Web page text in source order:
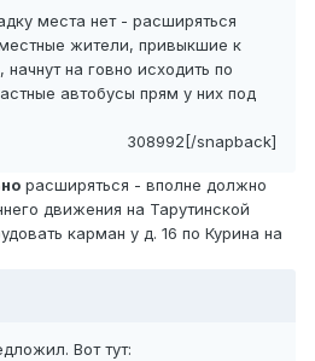
места нет - расширяться
жители, привыкшие к
на говно исходить по
автобусы прям у них под
308992[/snapback]
расширяться - вполне должно
движения на Тарутинской
карман у д. 16 по Курина на
Вот тут: